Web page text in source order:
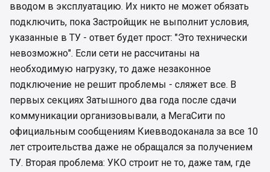
вводом в эксплуатацию. Их никто не может обязать
подключить, пока Застройщик не выполнит условия,
указанные в ТУ - ответ будет прост: "Это технически
невозможно". Если сети не рассчитаны на
необходимую нагрузку, то даже незаконное
подключение не решит проблемы - сляжет все. В
первых секциях Затышного два года после сдачи
коммуникации организовывали, а МегаСити по
официальным сообщениям Киевводоканала за все 10
лет строительства даже не обращался за получением
ТУ. Вторая проблема: УКО строит не то, даже там, где